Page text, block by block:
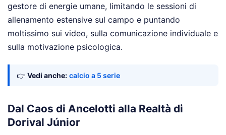
gestore di energie umane, limitando le sessioni di
allenamento estensive sul campo e puntando
moltissimo sui video, sulla comunicazione individuale e
sulla motivazione psicologica.
👉 Vedi anche: calcio a 5 serie
Dal Caos di Ancelotti alla Realtà di
Dorival Júnior